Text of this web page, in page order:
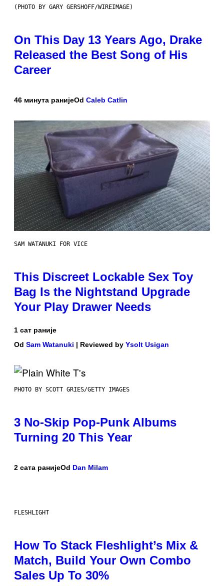
(PHOTO BY GARY GERSHOFF/WIREIMAGE)
On This Day 13 Years Ago, Drake
Released the Best Song of His
Career
46 минута ранијеOd Caleb Catlin
SAM WATANUKI FOR VICE
This Discreet Lockable Sex Toy
Bag Is the Nightstand Upgrade
Your Play Drawer Needs
1 сат раније
Od Sam Watanuki | Reviewed by Ysolt Usigan
PHOTO BY SCOTT GRIES/GETTY IMAGES
3 No-Skip Pop-Punk Albums
Turning 20 This Year
2 сата ранијеOd Dan Milam
FLESHLIGHT
How To Stack Fleshlight’s Mix &
Match, Build Your Own Combo
Sales Up To 30%